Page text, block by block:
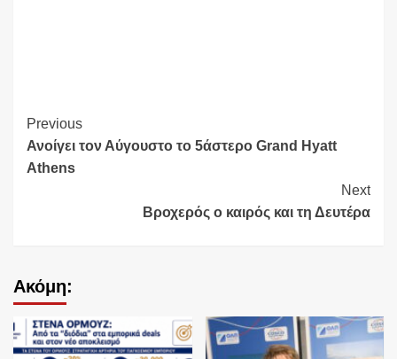
Continue
Reading
Previous
Ανοίγει τον Αύγουστο το 5άστερο Grand Hyatt
Athens
Next
Βροχερός ο καιρός και τη Δευτέρα
Ακόμη: